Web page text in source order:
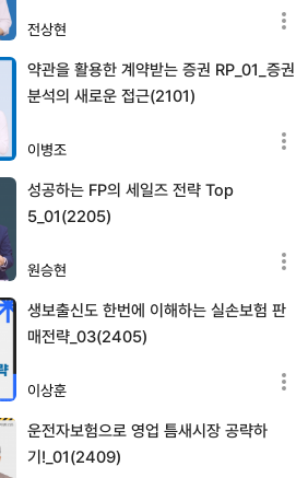
전상현
약관을 활용한 계약받는 증권 RP_01_증권
분석의 새로운 접근(2101)
이병조
성공하는 FP의 세일즈 전략 Top
5_01(2205)
원승현
생보출신도 한번에 이해하는 실손보험 판
매전략_03(2405)
이상훈
운전자보험으로 영업 틈새시장 공략하
기!_01(2409)